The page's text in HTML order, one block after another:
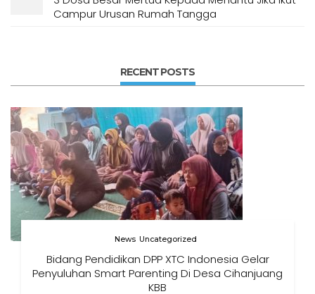
Campur Urusan Rumah Tangga
RECENT POSTS
News Uncategorized
Bidang Pendidikan DPP XTC Indonesia Gelar
Penyuluhan Smart Parenting Di Desa Cihanjuang
KBB